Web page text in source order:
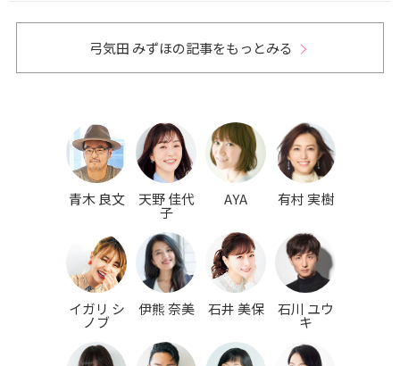
弓気田 みずほの記事をもっとみる
青木 良文 天野 佳代
子
AYA 有村 実樹
イガリ シ
ノブ
伊熊 奈美 石井 美保 石川 ユウ
キ